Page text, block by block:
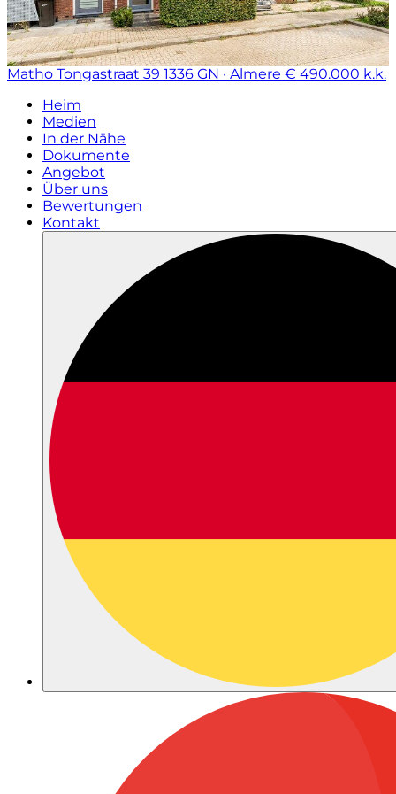
Matho Tongastraat 39 1336 GN · Almere € 490.000 k.k.
Heim
Medien
In der Nähe
Dokumente
Angebot
Über uns
Bewertungen
Kontakt